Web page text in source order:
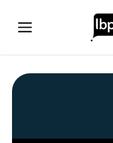
contenu